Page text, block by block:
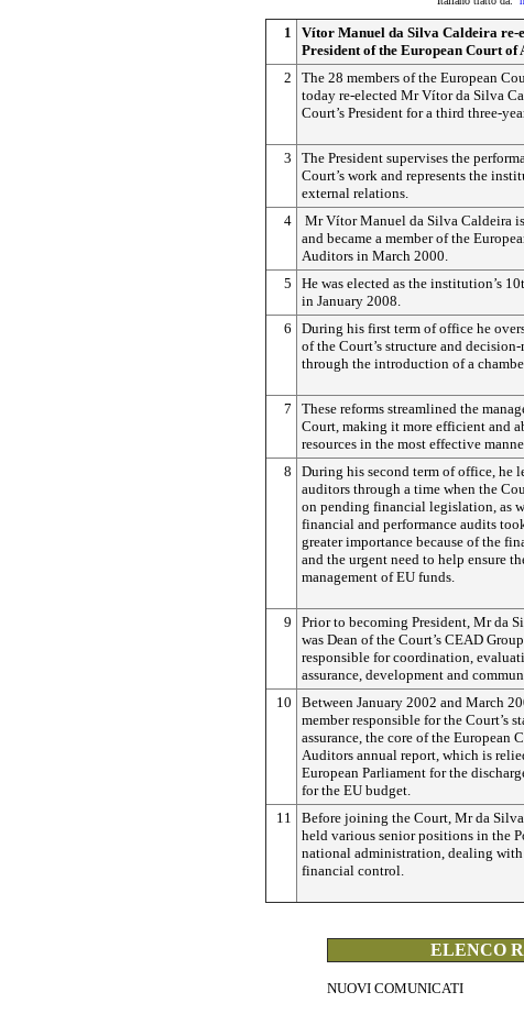
1
Vítor Manuel da Silva Caldeira re-
President of the European Court of
2
The 28 members of the European
today re-elected Mr Vítor da Silva
Court’s President for a third three-
3
The President supervises the
Court’s work and represents the
external relations.
4
Mr Vítor Manuel da Silva Caldeira
and became a member of the
Auditors in March 2000.
5
He was elected as the institution’s
in January 2008.
6
During his first term of office he
of the Court’s structure and
through the introduction of a
7
These reforms streamlined the
Court, making it more efficient and
resources in the most effective
8
During his second term of office, he
auditors through a time when the
on pending financial legislation, as
financial and performance audits
greater importance because of the
and the urgent need to help ensure
management of EU funds.
9
Prior to becoming President, Mr da
was Dean of the Court’s CEAD
responsible for coordination,
assurance, development and
10
Between January 2002 and March
member responsible for the Court’s
assurance, the core of the European
Auditors annual report, which is
European Parliament for the
for the EU budget.
11
Before joining the Court, Mr da
held various senior positions in the
national administration, dealing
financial control.
ELENCO
NUOVI COMUNICATI